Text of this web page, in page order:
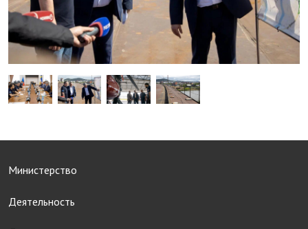
Министерство
Деятельность